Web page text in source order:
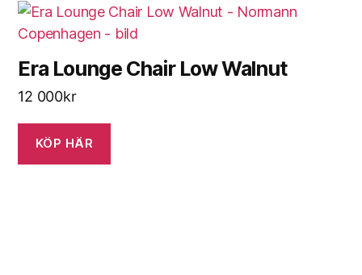
Era Lounge Chair Low Walnut
12 000kr
KÖP HÄR